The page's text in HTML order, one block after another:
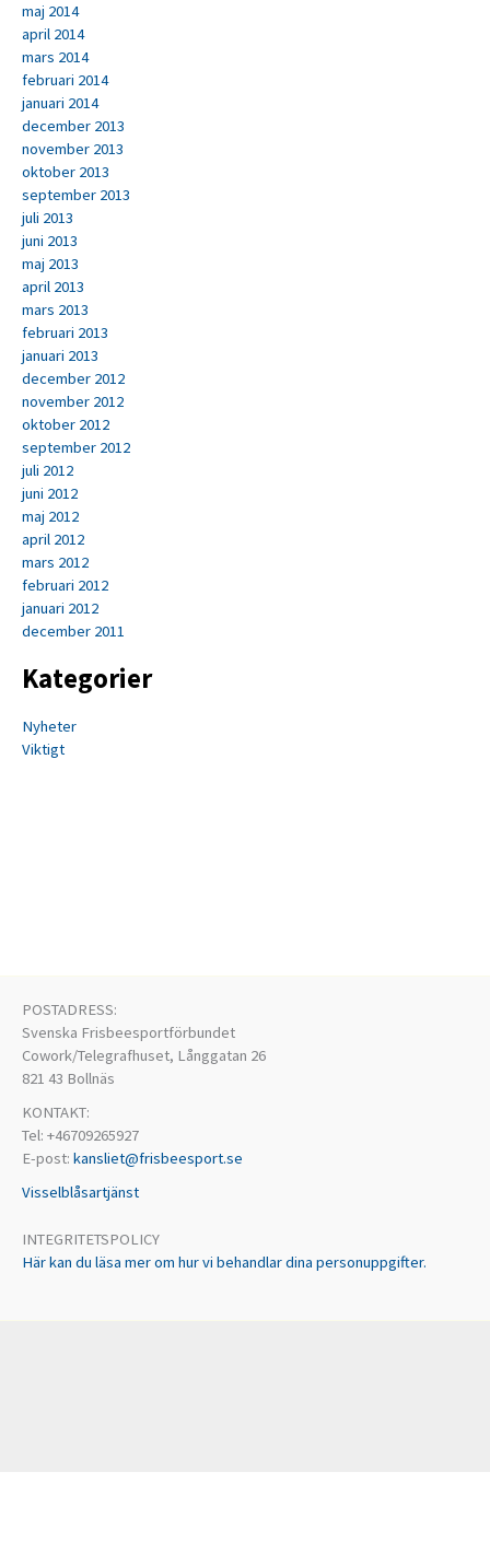
maj 2014
april 2014
mars 2014
februari 2014
januari 2014
december 2013
november 2013
oktober 2013
september 2013
juli 2013
juni 2013
maj 2013
april 2013
mars 2013
februari 2013
januari 2013
december 2012
november 2012
oktober 2012
september 2012
juli 2012
juni 2012
maj 2012
april 2012
mars 2012
februari 2012
januari 2012
december 2011
Kategorier
Nyheter
Viktigt
POSTADRESS:
Svenska Frisbeesportförbundet
Cowork/Telegrafhuset, Långgatan 26
821 43 Bollnäs
KONTAKT:
Tel: +46709265927
E-post: kansliet@frisbeesport.se
Visselblåsartjänst
INTEGRITETSPOLICY
Här kan du läsa mer om hur vi behandlar dina personuppgifter.